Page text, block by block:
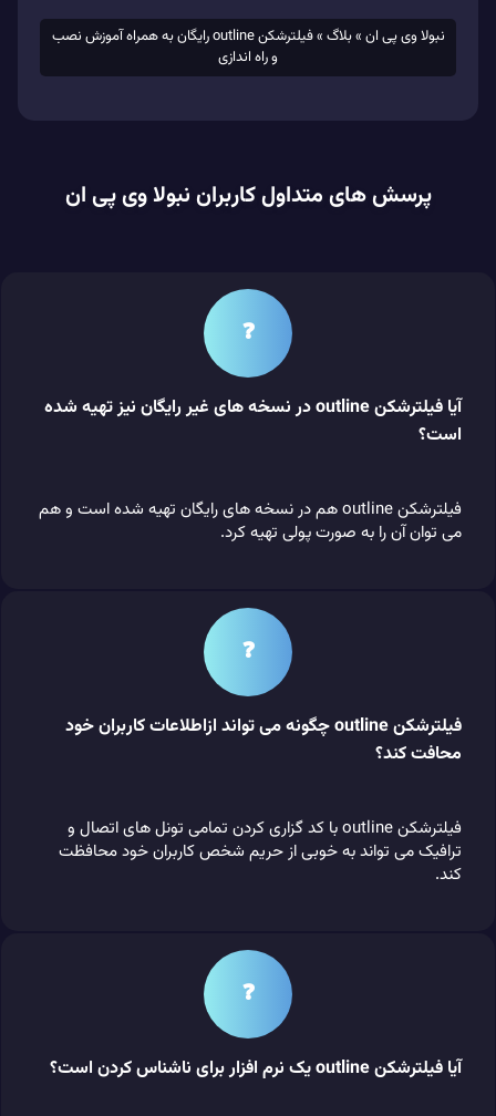
نبولا وی پی ان »بلاگ »
فیلترشکن outline رایگان به همراه آموزش نصب
و راه اندازی
پرسش های متداول کاربران نبولا وی پی ان
آیا فیلترشکن outline در نسخه های غیر رایگان نیز تهیه شده
است؟
فیلترشکن outline هم در نسخه های رایگان تهیه شده است و هم
می توان آن را به صورت پولی تهیه کرد.
❓
فیلترشکن outline چگونه می تواند ازاطلاعات کاربران خود
محافت کند؟
فیلترشکن outline با کد گزاری کردن تمامی تونل های اتصال و
ترافیک می تواند به خوبی از حریم شخص کاربران خود محافظت
کند.
❓
آیا فیلترشکن outline یک نرم افزار برای ناشناس کردن است؟
❓